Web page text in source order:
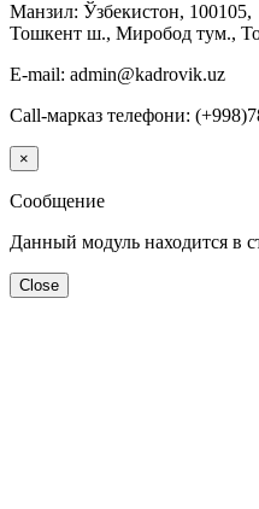
Манзил: Ўзбекистон, 100105,
Тошкент ш., Миробод тум.,
E-mail: admin@kadrovik.uz
Call-марказ телефони:
×
Сообщение
Данный модуль находится в
Close